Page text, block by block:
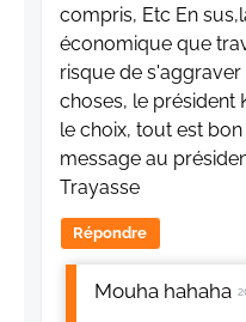
compris, Etc En
économique que
risque de
choses, le président
le choix, tout est bon
message au
Trayasse
Répondre
Mouha hahaha